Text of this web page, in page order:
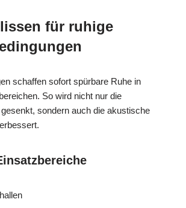
für ruhige
schaffen sofort spürbare Ruhe in
So wird nicht nur die
sondern auch die akustische